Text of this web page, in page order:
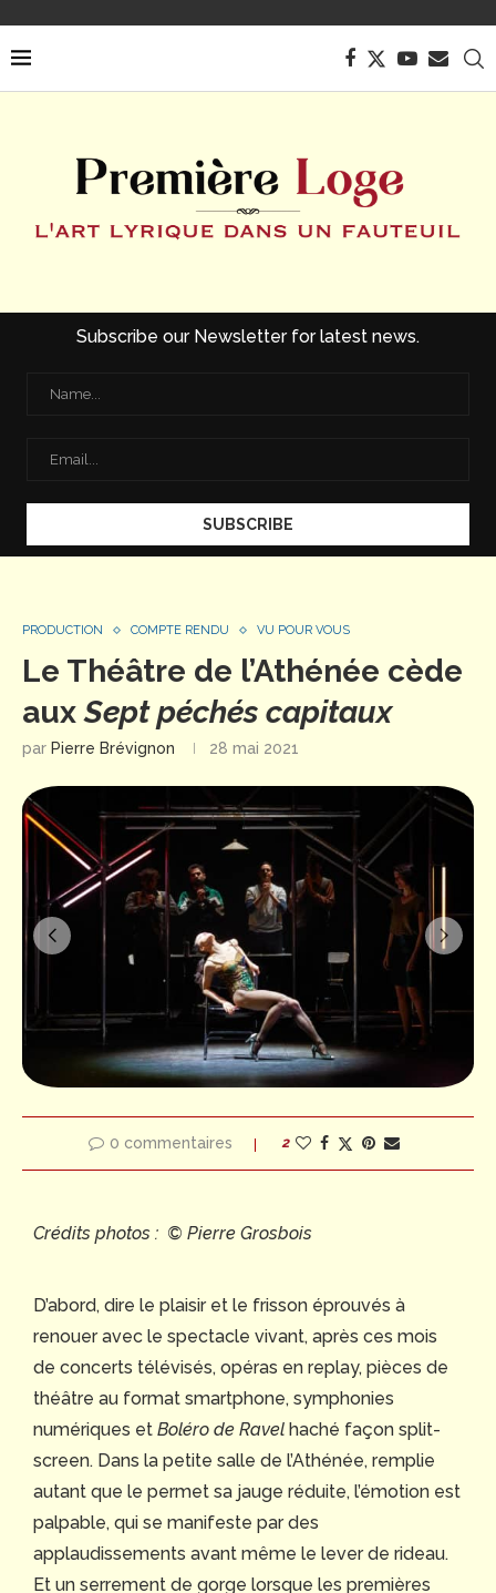
Subscribe our Newsletter for latest news.
PRODUCTION COMPTE RENDU VU POUR VOUS
Le Théâtre de l’Athénée cède
auxSept péchés capitaux
par Pierre Brévignon 28 mai 2021
LES SEPT PÉCHÉS CAPITAUX
Weill direction musicale Benjamin
Osinski avec l'Orchestre de
Pérez Anna 2 Noémie Ettlin le
Florent Baffi frère 1 Manuel
Tresmontant Edward Baptiste
Ramade homme 1 David Migeot
homme 3 Arnaud Simon
lumières Catherine Verheyde
dramaturgie Marie Potonet
LES SEPT PÉCHÉS CAPITAUX texte Bertolt Brecht musique Kurt
Weill direction musicale Benjamin Levy mise en scène Jacques
Osinski avec l'Orchestre de chambre Pelléas Anna 1 Natalie
Pérez Anna 2 Noémie Ettlin le père Guillaume Andrieux la mère
Florent Baffi frère 1 Manuel Nuñez Camelino frère 2 Camille
Tresmontant Edward Baptiste Roussillon Fernando Julien
Ramade homme 1 David Migeot homme 2 Grégoire Tachnakian
homme 3 Arnaud Simon scénographie et vidéos Yann Chapotel
lumières Catherine Verheyde costumes Hélène Kritikos
dramaturgie Marie Potonet mouvements Noémie Ettlin
0 commentaires 2
Crédits photos : © Pierre Grosbois
D’abord, dire le plaisir et le frisson éprouvés à
renouer avec le spectacle vivant, après ces mois
de concerts télévisés, opéras en replay, pièces de
théâtre au format smartphone, symphonies
numériques et Boléro de Ravel haché façon split-
screen. Dans la petite salle de l’Athénée, remplie
autant que le permet sa jauge réduite, l’émotion est
palpable, qui se manifeste par des
applaudissements avant même le lever de rideau.
Et un serrement de gorge lorsque les premières